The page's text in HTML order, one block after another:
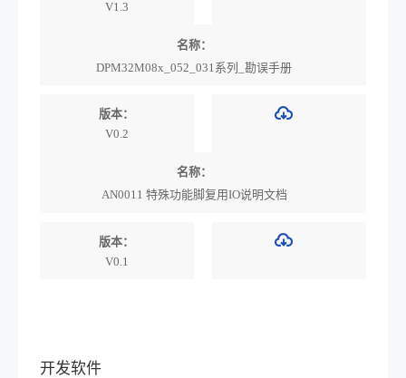
V1.3
名称：
DPM32M08x_052_031系列_勘误手册
版本：
V0.2
名称：
AN0011 特殊功能脚复用IO说明文档
版本：
V0.1
开发软件